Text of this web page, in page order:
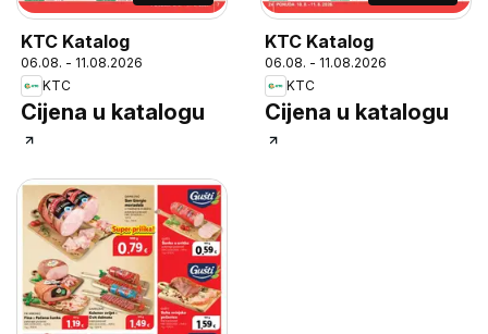
KTC Katalog
06.08. - 11.08.2026
KTC
Cijena u katalogu
KTC Katalog
06.08. - 11.08.2026
KTC
Cijena u katalogu